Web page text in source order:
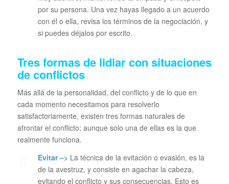
por su persona. Una vez hayas llegado a un acuerdo
con él o ella, revisa los términos de la negociación, y
si puedes déjalos por escrito.
Tres formas de lidiar con situaciones
de conflictos
Más allá de la personalidad, del conflicto y de lo que en
cada momento necesitamos para resolverlo
satisfactoriamente, existen tres formas naturales de
afrontar el conflicto; aunque solo una de ellas es la que
realmente funciona.
Evitar –> La técnica de la evitación o evasión, es la
de la avestruz, y consiste en agachar la cabeza,
evitando el conflicto y sus consecuencias. Esto es